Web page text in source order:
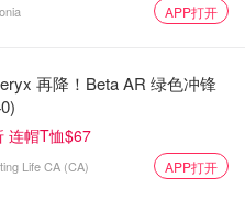
须要第一个聊聊！我这次收
因为我再也不用和男票抢
我们买了房换King Size的
APP打开
再降！Beta AR 绿色冲锋
连帽T恤$67
Life CA (CA) APP打开